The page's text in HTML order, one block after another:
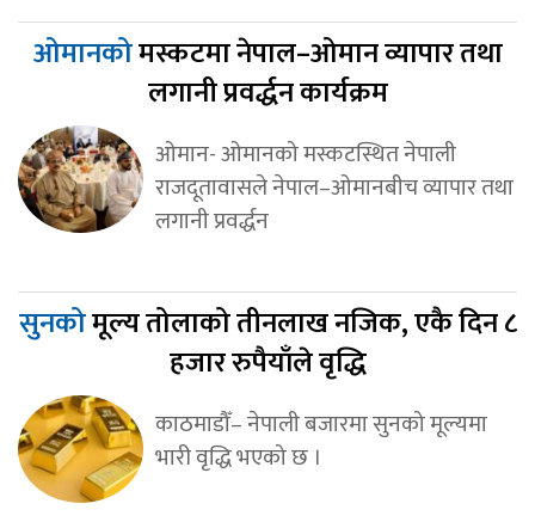
ओमानकोमस्कटमा नेपाल–ओमान व्यापार तथा
लगानी प्रवर्द्धन कार्यक्रम
ओमान- ओमानको मस्कटस्थित नेपाली
राजदूतावासले नेपाल–ओमानबीच व्यापार तथा
लगानी प्रवर्द्धन
सुनकोमूल्य तोलाको तीनलाख नजिक, एकै दिन ८
हजार रुपैयाँले वृद्धि
काठमाडौँ– नेपाली बजारमा सुनको मूल्यमा
भारी वृद्धि भएको छ ।